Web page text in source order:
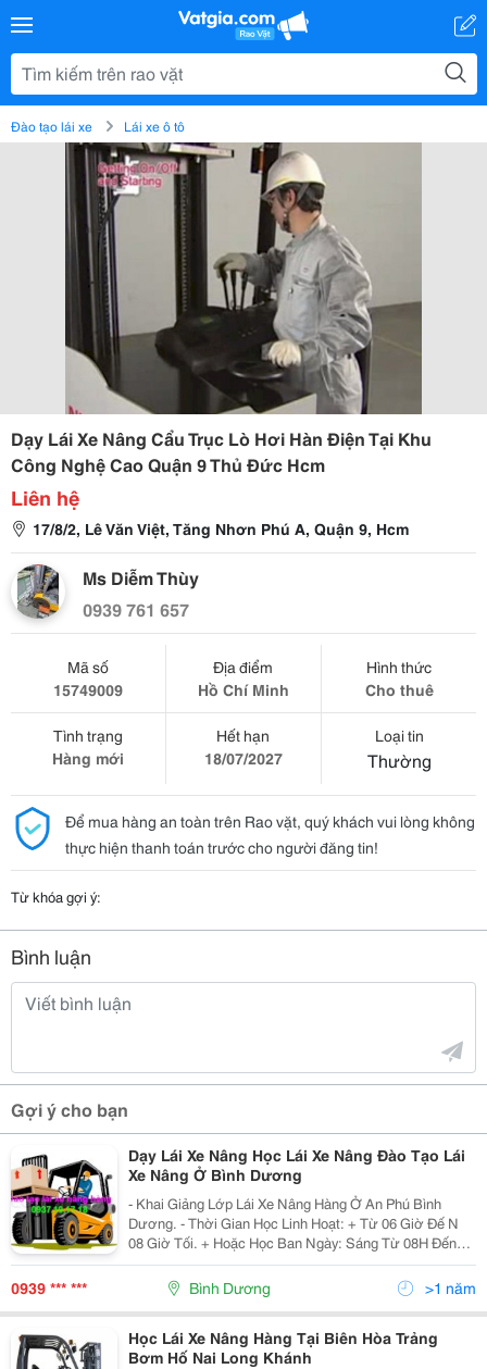
Đào tạo lái xe Lái xe ô tô
Dạy Lái Xe Nâng Cẩu Trục Lò Hơi Hàn Điện Tại Khu
Công Nghệ Cao Quận 9 Thủ Đức Hcm
Liên hệ
17/8/2, Lê Văn Việt, Tăng Nhơn Phú A, Quận 9, Hcm
Ms Diễm Thùy
0939 761 657
Mã số
15749009
Địa điểm
Hồ Chí Minh
Hình thức
Cho thuê
Tình trạng
Hàng mới
Hết hạn
18/07/2027
Loại tin
Thường
Để mua hàng an toàn trên Rao vặt, quý khách vui lòng không
thực hiện thanh toán trước cho người đăng tin!
Từ khóa gợi ý:
Bình luận
Gợi ý cho bạn
Dạy Lái Xe Nâng Học Lái Xe Nâng Đào Tạo Lái
Xe Nâng Ở Bình Dương
- Khai Giảng Lớp Lái Xe Nâng Hàng Ở An Phú Bình
Dương. - Thời Gian Học Linh Hoạt: + Từ 06 Giờ Đế N
08 Giờ Tối. + Hoặc Học Ban Ngày: Sáng Từ 08H Đến
12H Sáng; Chiều Từ 01H Đến 05H Chiều. - Hướng Bảo
Dưỡng Xe
0939 *** *** Bình Dương >1 năm
Học Lái Xe Nâng Hàng Tại Biên Hòa Trảng
Bơm Hố Nai Long Khánh